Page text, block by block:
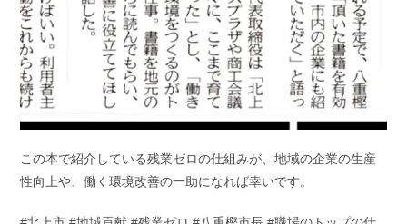
この本で紹介している残業ゼロの仕組みが、地域の企業の生産
性向上や、働く環境改善の一助になれば幸いです。